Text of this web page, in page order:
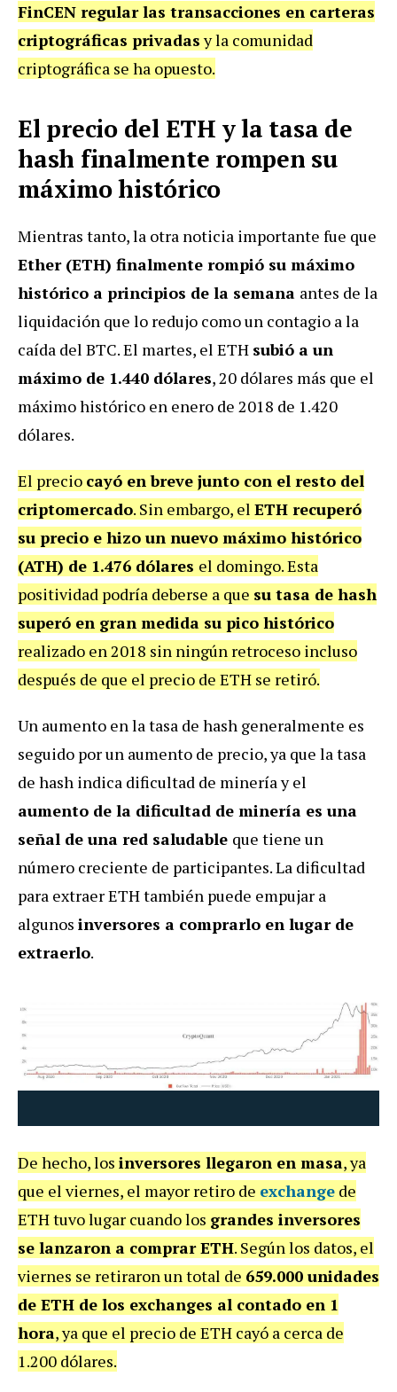
FinCEN regular las transacciones en carteras
criptográficas privadasy la comunidad
criptográfica se ha opuesto.
El precio del ETH y la tasa de
hash finalmente rompen su
máximo histórico
Mientras tanto, la otra noticia importante fue que
Ether (ETH) finalmente rompió su máximo
histórico a principios de la semana antes de la
liquidación que lo redujo como un contagio a la
caída del BTC. El martes, el ETH subió a un
máximo de 1.440 dólares, 20 dólares más que el
máximo histórico en enero de 2018 de 1.420
dólares.
El precio cayó en breve junto con el resto del
criptomercado. Sin embargo, el ETH recuperó
su precio e hizo un nuevo máximo histórico
(ATH) de 1.476 dólares el domingo. Esta
positividad podría deberse a que su tasa de hash
superó en gran medida su pico histórico
realizado en 2018 sin ningún retroceso incluso
después de que el precio de ETH se retiró.
Un aumento en la tasa de hash generalmente es
seguido por un aumento de precio, ya que la tasa
de hash indica dificultad de minería y el
aumento de la dificultad de minería es una
señal de una red saludable que tiene un
número creciente de participantes. La dificultad
para extraer ETH también puede empujar a
algunos inversores a comprarlo en lugar de
extraerlo.
De hecho, los inversores llegaron en masa, ya
que el viernes, el mayor retiro de exchange de
ETH tuvo lugar cuando los grandes inversores
se lanzaron a comprar ETH. Según los datos, el
viernes se retiraron un total de 659.000 unidades
de ETH de los exchanges al contado en 1
hora, ya que el precio de ETH cayó a cerca de
1.200 dólares.